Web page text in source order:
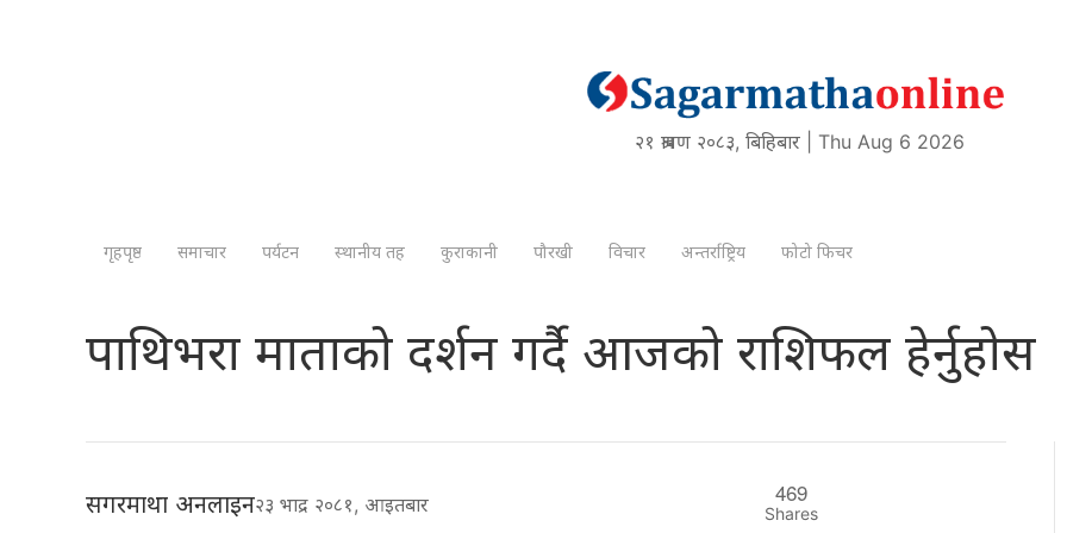
२१ श्रावण २०८३, बिहिबार | Thu Aug 6 2026
गृहपृष्ठ समाचार पर्यटन स्थानीय तह कुराकानी पौरखी विचार अन्तर्राष्ट्रिय फोटो फिचर
पाथिभरा माताको दर्शन गर्दै आजको राशिफल हेर्नुहोस
सगरमाथा अनलाइन२३ भाद्र २०८१, आइतबार 469
Shares